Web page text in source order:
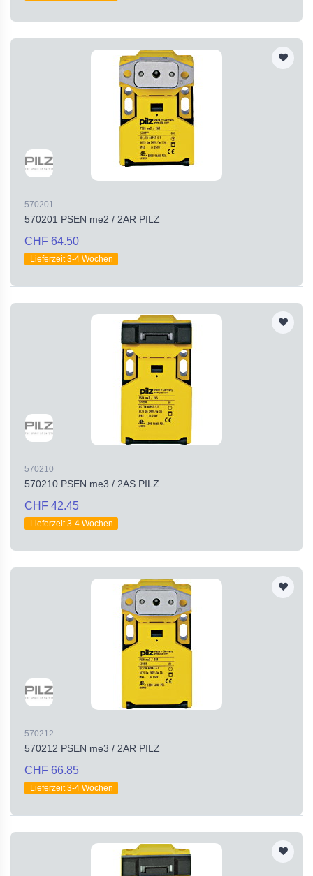
570201
570201 PSEN me2 / 2AR PILZ
CHF 64.50
Lieferzeit 3-4 Wochen
570210
570210 PSEN me3 / 2AS PILZ
CHF 42.45
Lieferzeit 3-4 Wochen
570212
570212 PSEN me3 / 2AR PILZ
CHF 66.85
Lieferzeit 3-4 Wochen